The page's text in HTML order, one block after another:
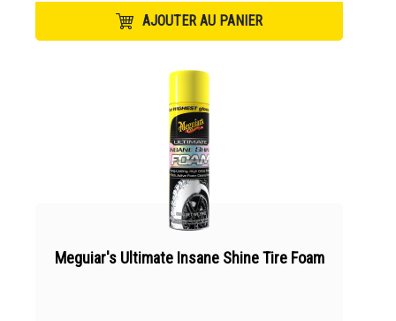
AJOUTER AU PANIER
Meguiar's Ultimate Insane Shine Tire Foam